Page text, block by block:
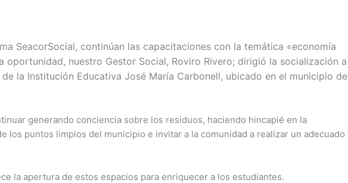
SeacorSocial, continúan las capacitaciones con la temática «economía
oportunidad, nuestro Gestor Social, Roviro Rivero; dirigió la socialización a
la Institución Educativa José María Carbonell, ubicado en el municipio de
generando conciencia sobre los residuos, haciendo hincapié en la
los puntos limpios del municipio e invitar a la comunidad a realizar un adecuado
la apertura de estos espacios para enriquecer a los estudiantes.